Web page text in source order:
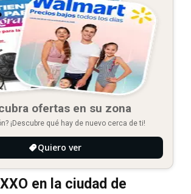
ofertas en su zona
¡Descubre qué hay de nuevo cerca de ti!
Quiero ver
en la ciudad de